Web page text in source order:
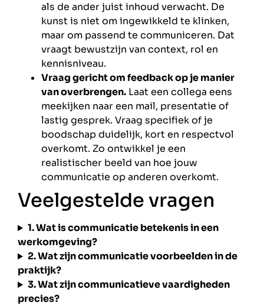
als de ander juist inhoud verwacht. De
kunst is niet om ingewikkeld te klinken,
maar om passend te communiceren. Dat
vraagt bewustzijn van context, rol en
kennisniveau.
Vraag gericht om feedback op je manier
van overbrengen. Laat een collega eens
meekijken naar een mail, presentatie of
lastig gesprek. Vraag specifiek of je
boodschap duidelijk, kort en respectvol
overkomt. Zo ontwikkel je een
realistischer beeld van hoe jouw
communicatie op anderen overkomt.
Veelgestelde vragen
1. Wat is communicatie betekenis in een
werkomgeving?
2. Wat zijn communicatie voorbeelden in de
praktijk?
3. Wat zijn communicatieve vaardigheden
precies?